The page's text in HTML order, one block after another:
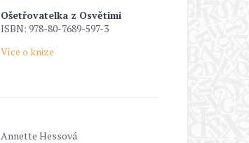
Ošetřovatelka z Osvětimi
ISBN: 978-80-7689-597-3
Více o knize
Annette Hessová